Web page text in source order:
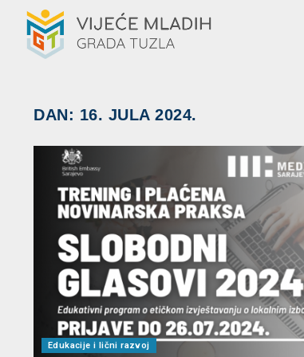
DAN: 16. JULA 2024.
Edukacije i lični razvoj